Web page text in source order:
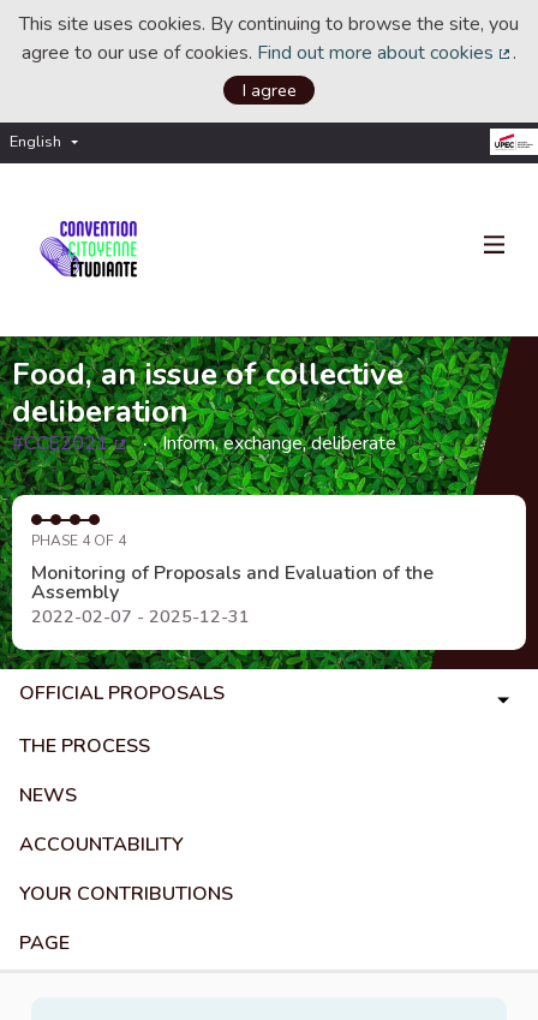
This site uses cookies. By continuing to browse the site, you
agree to our use of cookies. Find out more about cookies .
I agree
English Choisir la langue
Food, an issue of collective
deliberation
#CCE2021
(External link)
Inform, exchange, deliberate
PHASE 4 OF 4
Monitoring of Proposals and Evaluation of the
Assembly
2022-02-07 - 2025-12-31
OFFICIAL PROPOSALS
THE PROCESS
NEWS
ACCOUNTABILITY
YOUR CONTRIBUTIONS
PAGE